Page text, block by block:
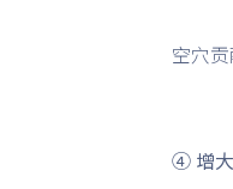
空穴
④ 增